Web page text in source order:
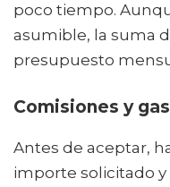
poco tiempo.
asumible, la suma
presupuesto
Comisiones y
Antes de aceptar,
importe solicitado